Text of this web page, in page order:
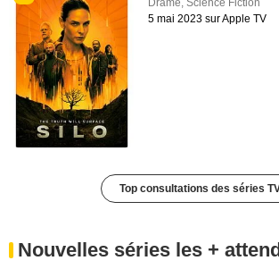
Drame,Science Fiction
5 mai 2023 sur Apple TV
Top consultations des séries
Nouvelles séries les +